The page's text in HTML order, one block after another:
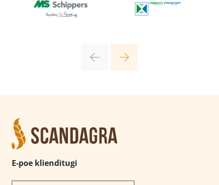
E-poe klienditugi